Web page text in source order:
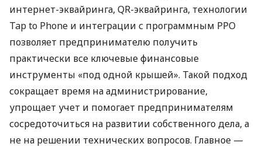
интернет-эквайринга, QR-эквайринга, технологии
Tap to Phone и интеграции с программным РРО
позволяет предпринимателю получить
практически все ключевые финансовые
инструменты «под одной крышей». Такой подход
сокращает время на администрирование,
упрощает учет и помогает предпринимателям
сосредоточиться на развитии собственного дела, а
не на решении технических вопросов. Главное —